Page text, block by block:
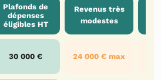
Plafonds de
dépenses
éligibles HT
Revenus très
modestes
30 000 € 24 000 € max